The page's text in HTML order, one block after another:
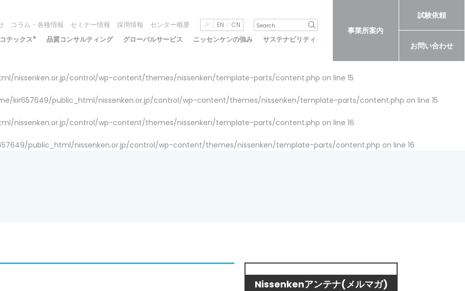
コラム・各種情報 セミナー情報 採用情報 センター概要 JP EN CN
テックス® 品質コンサルティング グローバルサービス ニッセンケンの強み サステナビリティ
事業所案内
試験依頼
お問い合わせ
nissenken.or.jp/control/wp-content/themes/nissenken/template-parts/content.php on line 15
kir657649/public_html/nissenken.or.jp/control/wp-content/themes/nissenken/template-parts/content.php on line 15
nissenken.or.jp/control/wp-content/themes/nissenken/template-parts/content.php on line 16
public_html/nissenken.or.jp/control/wp-content/themes/nissenken/template-parts/content.php on line 16
Nissenkenアンテナ(メルマガ)